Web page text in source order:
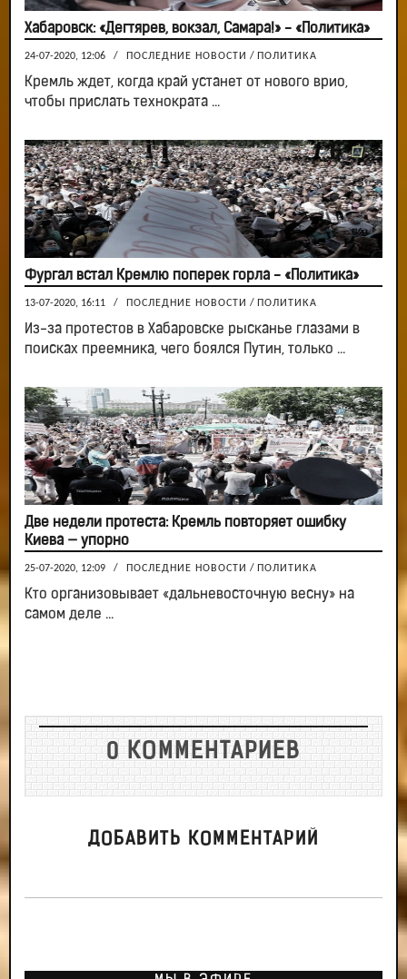
Хабаровск: «Дегтярев, вокзал, Самара!» - «Политика»
24-07-2020, 12:06 / ПОСЛЕДНИЕ НОВОСТИ / ПОЛИТИКА
Кремль ждет, когда край устанет от нового врио,
чтобы прислать технократа ...
Фургал встал Кремлю поперек горла - «Политика»
13-07-2020, 16:11 / ПОСЛЕДНИЕ НОВОСТИ / ПОЛИТИКА
Из-за протестов в Хабаровске рысканье глазами в
поисках преемника, чего боялся Путин, только ...
Две недели протеста: Кремль повторяет ошибку
Киева — упорно
25-07-2020, 12:09 / ПОСЛЕДНИЕ НОВОСТИ / ПОЛИТИКА
Кто организовывает «дальневосточную весну» на
самом деле ...
0 КОММЕНТАРИЕВ
ДОБАВИТЬ КОММЕНТАРИЙ